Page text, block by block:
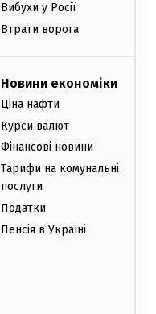
Вибухи у Росії
Втрати ворога
Новини економіки
Ціна нафти
Курси валют
Фінансові новини
Тарифи на комунальні
послуги
Податки
Пенсія в Україні